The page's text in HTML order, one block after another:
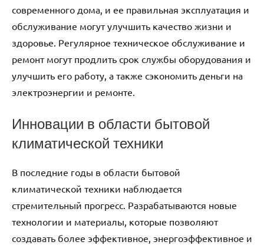
современного дома, и ее правильная эксплуатация и
обслуживание могут улучшить качество жизни и
здоровье. Регулярное техническое обслуживание и
ремонт могут продлить срок службы оборудования и
улучшить его работу, а также сэкономить деньги на
электроэнергии и ремонте.
Инновации в области бытовой
климатической техники
В последние годы в области бытовой
климатической техники наблюдается
стремительный прогресс. Разрабатываются новые
технологии и материалы, которые позволяют
создавать более эффективное, энергоэффективное и